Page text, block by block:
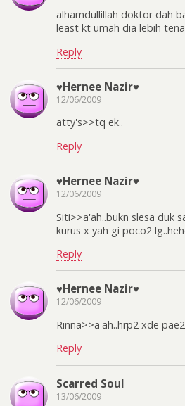
alhamdullillah doktor dah
least kt umah dia lebih
Reply
♥Hernee Nazir♥
12/06/2009
atty's>>tq ek..
Reply
♥Hernee Nazir♥
12/06/2009
Siti>>a'ah..bukn slesa duk
kurus x yah gi poco2
Reply
♥Hernee Nazir♥
12/06/2009
Rinna>>a'ah..hrp2 xde
Reply
Scarred Soul
13/06/2009